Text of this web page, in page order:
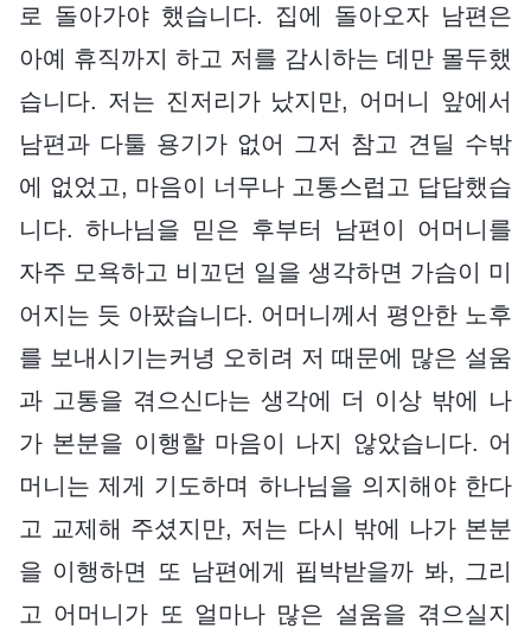
로 돌아가야 했습니다. 집에 돌아오자 남편은
아예 휴직까지 하고 저를 감시하는 데만 몰두했
습니다. 저는 진저리가 났지만, 어머니 앞에서
남편과 다툴 용기가 없어 그저 참고 견딜 수밖
에 없었고, 마음이 너무나 고통스럽고 답답했습
니다. 하나님을 믿은 후부터 남편이 어머니를
자주 모욕하고 비꼬던 일을 생각하면 가슴이 미
어지는 듯 아팠습니다. 어머니께서 평안한 노후
를 보내시기는커녕 오히려 저 때문에 많은 설움
과 고통을 겪으신다는 생각에 더 이상 밖에 나
가 본분을 이행할 마음이 나지 않았습니다. 어
머니는 제게 기도하며 하나님을 의지해야 한다
고 교제해 주셨지만, 저는 다시 밖에 나가 본분
을 이행하면 또 남편에게 핍박받을까 봐, 그리
고 어머니가 또 얼마나 많은 설움을 겪으실지